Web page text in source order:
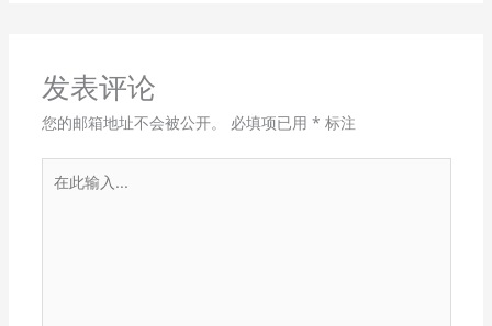
发表评论
您的邮箱地址不会被公开。 必填项已用 * 标注
此